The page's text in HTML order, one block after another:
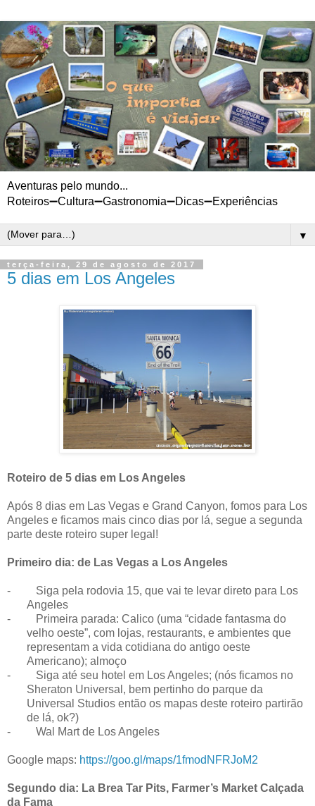
Aventuras pelo mundo...
Roteiros➖Cultura➖Gastronomia➖Dicas➖Experiências
▼
terça-feira, 29 de agosto de 2017
5 dias em Los Angeles
Roteiro de 5 dias em Los Angeles
Após 8 dias em Las Vegas e Grand Canyon, fomos para Los
Angeles e ficamos mais cinco dias por lá, segue a segunda
parte deste roteiro super legal!
Primeiro dia: de Las Vegas a Los Angeles
-
Siga pela rodovia 15, que vai te levar direto para Los
Angeles
-
Primeira parada: Calico (uma “cidade fantasma do
velho oeste”, com lojas, restaurants, e ambientes que
representam a vida cotidiana do antigo oeste
Americano); almoço
-
Siga até seu hotel em Los Angeles; (nós ficamos no
Sheraton Universal, bem pertinho do parque da
Universal Studios então os mapas deste roteiro partirão
de lá, ok?)
-
Wal Mart de Los Angeles
Google maps: https://goo.gl/maps/1fmodNFRJoM2
Segundo dia: La Brea Tar Pits, Farmer’s Market Calçada
da Fama